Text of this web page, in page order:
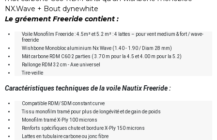
NX.Wave + Bout dynewhite
Le gréement Freeride contient :
Voile Monofilm Freeride : 4.5m² et 5.2 m² : 4 lattes – pour vent medium & fort / wave-
freeride
Wishbone Monobloc aluminium Nx Wave (1.40 - 1.90 / Diam 28 mm)
Mât carbone RDM C60 2 parties ( 3.70 m pour la 4.5 et 4.00 m pour la 5.2)
Rallonge RDM 32 cm - Axe universel
Tire-veille
Caractéristiques techniques de la voile Nautix Freeride :
Compatible RDM/ SDM constant curve
Tissu monofilm tramé pour plus de longévité et de gain de poids
Monofilm tramé X-Ply 100 microns
Renforts spécifiques chute et bordure X-Ply 150 microns
Lattes en tubulaire carbone ou jonc fibre